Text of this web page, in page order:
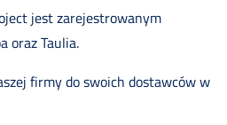
jest zarejestrowanym
oraz Taulia.
firmy do swoich dostawców w